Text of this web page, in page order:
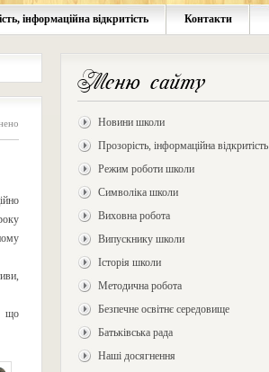
інформаційна відкритість Контакти
Меню сайту
Новини школи
Прозорість, інформаційна відкритість
Режим роботи школи
Символіка школи
Виховна робота
Випускнику школи
Історія школи
Методична робота
Безпечне освітнє середовище
Батьківська рада
Наші досягнення
що